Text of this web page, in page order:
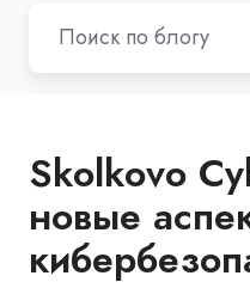
Skolkovo
новые